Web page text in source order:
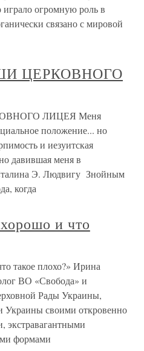
играло огромную роль в
связано с мировой
ЦЕРКОВНОГО
ЛИЦЕЯ Меня
положение... но
и иезуит­ская
да­вившая меня в
Э. Людвигу Знойным
когда
и что
такое плохо?» Ирина
ВО «Свобода» и
Рады Украины,
Украины своими откровенно
экстравагантными
формами